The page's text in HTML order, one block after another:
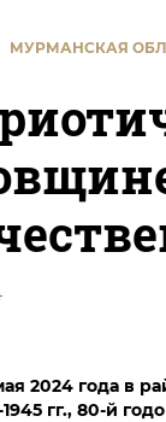
МУРМАНСКАЯ
2024 года в
1945 гг., 80-й